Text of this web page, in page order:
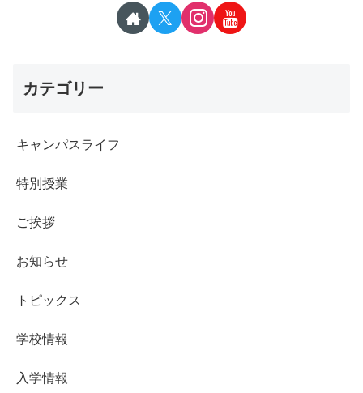
カテゴリー
キャンパスライフ
特別授業
ご挨拶
お知らせ
トピックス
学校情報
入学情報